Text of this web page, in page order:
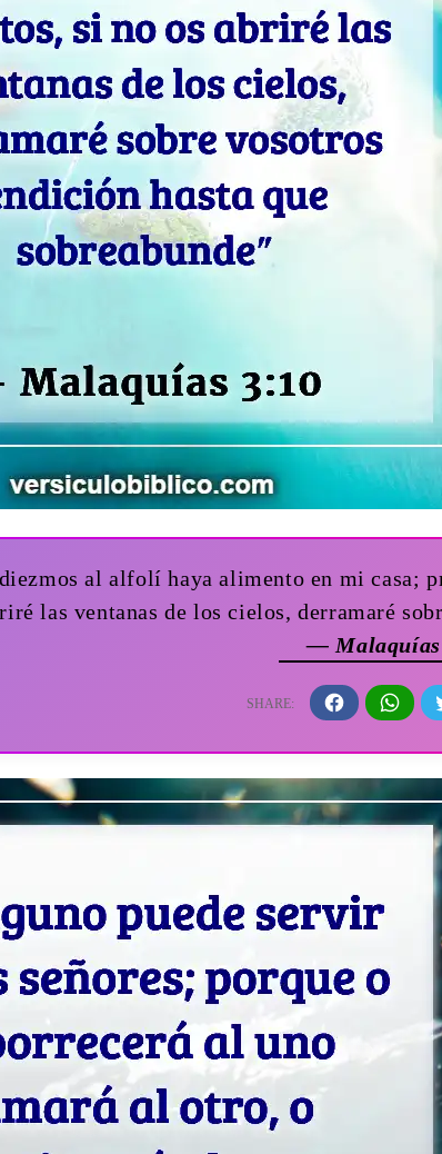
al alfolí haya alimento en mi casa;
las ventanas de los cielos, derramaré
— Malaquías